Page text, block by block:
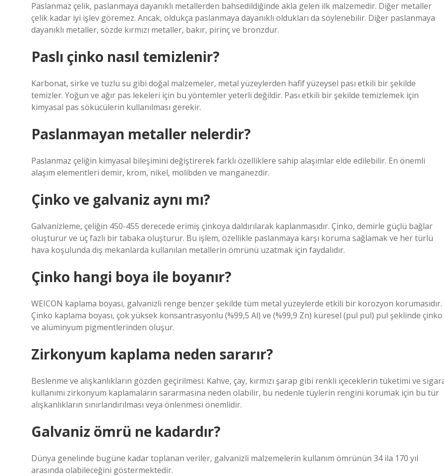
Paslanmaz çelik, paslanmaya dayanıklı metallerden bahsedildiğinde akla gelen ilk malzemedir. Diğer metaller
çelik kadar iyi işlev göremez. Ancak, oldukça paslanmaya dayanıklı oldukları da söylenebilir. Diğer paslanmaya
dayanıklı metaller, sözde kırmızı metaller, bakır, pirinç ve bronzdur.
Paslı çinko nasıl temizlenir?
Karbonat, sirke ve tuzlu su gibi doğal malzemeler, metal yüzeylerden hafif yüzeysel pası etkili bir şekilde
temizler. Yoğun ve ağır pas lekeleri için bu yöntemler yeterli değildir. Pası etkili bir şekilde temizlemek için
kimyasal pas sökücülerin kullanılması gerekir.
Paslanmayan metaller nelerdir?
Paslanmaz çeliğin kimyasal bileşimini değiştirerek farklı özelliklere sahip alaşımlar elde edilebilir. En önemli
alaşım elementleri demir, krom, nikel, molibden ve manganezdir.
Çinko ve galvaniz aynı mı?
Galvanizleme, çeliğin 450-455 derecede erimiş çinkoya daldırılarak kaplanmasıdır. Çinko, demirle güçlü bağlar
oluşturur ve üç fazlı bir tabaka oluşturur. Bu işlem, özellikle paslanmaya karşı koruma sağlamak ve her türlü
hava koşulunda dış mekanlarda kullanılan metallerin ömrünü uzatmak için faydalıdır.
Çinko hangi boya ile boyanır?
WEICON kaplama boyası, galvanizli renge benzer şekilde tüm metal yüzeylerde etkili bir korozyon korumasıdır.
Çinko kaplama boyası, çok yüksek konsantrasyonlu (%99,5 Al) ve (%99,9 Zn) küresel (pul pul) pul şeklinde çinko
ve alüminyum pigmentlerinden oluşur.
Zirkonyum kaplama neden sararır?
Beslenme ve alışkanlıkların gözden geçirilmesi: Kahve, çay, kırmızı şarap gibi renkli içeceklerin tüketimi ve
kullanımı zirkonyum kaplamaların sararmasına neden olabilir, bu nedenle tüylerin rengini korumak için bu tür
alışkanlıkların sınırlandırılması veya önlenmesi önemlidir.
Galvaniz ömrü ne kadardır?
Dünya genelinde bugüne kadar toplanan veriler, galvanizli malzemelerin kullanım ömrünün 34 ila 170 yıl
arasında olabileceğini göstermektedir.